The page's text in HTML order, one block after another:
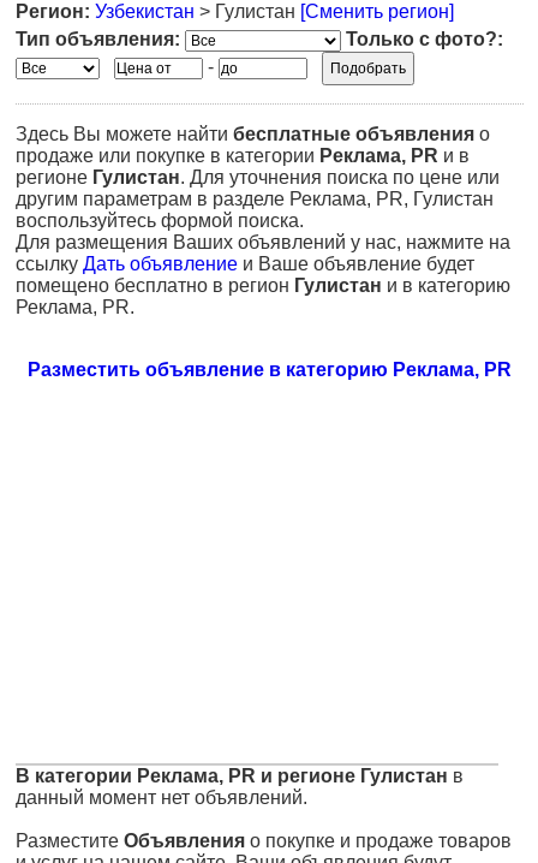
Регион: Узбекистан > Гулистан [Сменить регион]
Тип объявления:
Только с фото?:
-
Здесь Вы можете найти бесплатные объявления о
продаже или покупке в категории Реклама, PR и в
регионе Гулистан. Для уточнения поиска по цене или
другим параметрам в разделе Реклама, PR, Гулистан
воспользуйтесь формой поиска.
Для размещения Ваших объявлений у нас, нажмите на
ссылку Дать объявление и Ваше объявление будет
помещено бесплатно в регион Гулистан и в категорию
Реклама, PR.
Разместить объявление в категорию Реклама, PR
В категории Реклама, PR и регионе Гулистан в
данный момент нет объявлений.
Разместите Объявления о покупке и продаже товаров